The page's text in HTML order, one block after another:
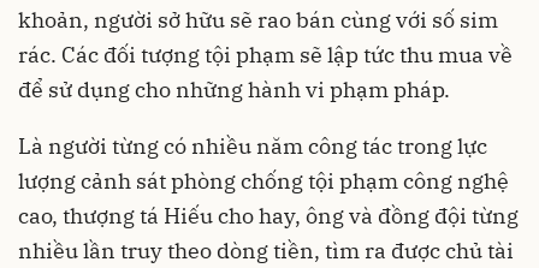
khoản, người sở hữu sẽ rao bán cùng với số sim
rác. Các đối tượng tội phạm sẽ lập tức thu mua về
để sử dụng cho những hành vi phạm pháp.
Là người từng có nhiều năm công tác trong lực
lượng cảnh sát phòng chống tội phạm công nghệ
cao, thượng tá Hiếu cho hay, ông và đồng đội từng
nhiều lần truy theo dòng tiền, tìm ra được chủ tài